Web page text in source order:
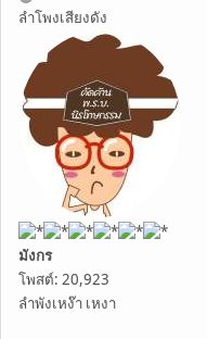
ลำโพงเสียงดัง
มังกร
โพสต์: 20,923
ลำพังเหง๊า เหงา